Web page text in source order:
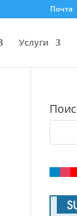
Почта
Услуги